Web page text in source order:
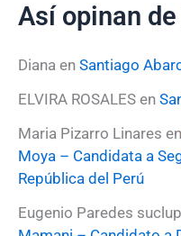
c
p
r
Así opinan
Diana en Santiago
ELVIRA ROSALES en
Maria Pizarro Linares en
Moya – Candidata a
República del Perú
Eugenio Paredes